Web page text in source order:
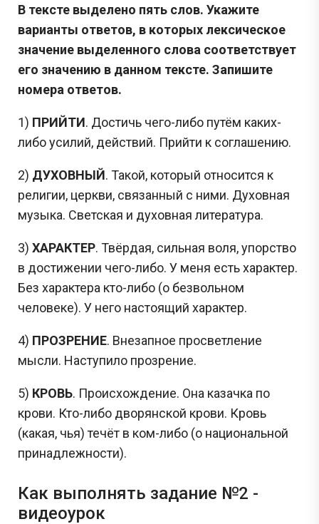
В тексте выделено пять слов. Укажите
варианты ответов, в которых лексическое
значение выделенного слова соответствует
его значению в данном тексте. Запишите
номера ответов.
1) ПРИЙТИ. Достичь чего-либо путём каких-
либо усилий, действий. Прийти к соглашению.
2) ДУХОВНЫЙ. Такой, который относится к
религии, церкви, связанный с ними. Духовная
музыка. Светская и духовная литература.
3) ХАРАКТЕР. Твёрдая, сильная воля, упорство
в достижении чего-либо. У меня есть характер.
Без характера кто-либо (о безвольном
человеке). У него настоящий характер.
4) ПРОЗРЕНИЕ. Внезапное просветление
мысли. Наступило прозрение.
5) КРОВЬ. Происхождение. Она казачка по
крови. Кто-либо дворянской крови. Кровь
(какая, чья) течёт в ком-либо (о национальной
принадлежности).
Как выполнять задание №2 -
видеоурок